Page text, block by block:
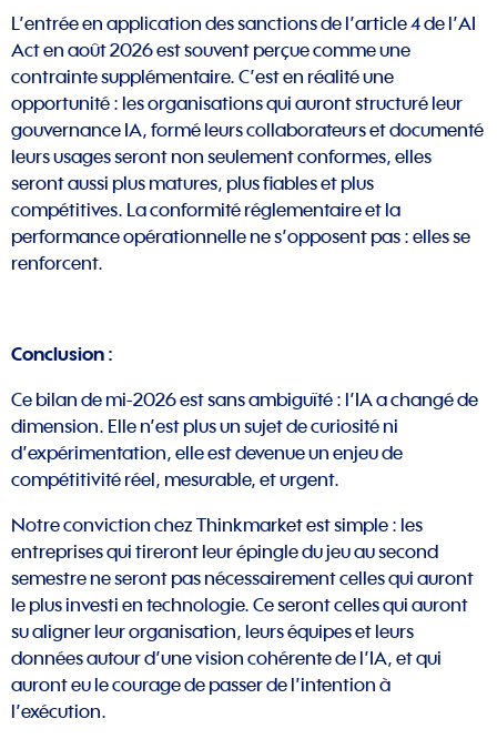
L’entrée en application des sanctions de l’article 4 de l’AI
Act en août 2026 est souvent perçue comme une
contrainte supplémentaire. C’est en réalité une
opportunité : les organisations qui auront structuré leur
gouvernance IA, formé leurs collaborateurs et documenté
leurs usages seront non seulement conformes, elles
seront aussi plus matures, plus fiables et plus
compétitives. La conformité réglementaire et la
performance opérationnelle ne s’opposent pas : elles se
renforcent.
Conclusion :
Ce bilan de mi-2026 est sans ambiguïté : l’IA a changé de
dimension. Elle n’est plus un sujet de curiosité ni
d’expérimentation, elle est devenue un enjeu de
compétitivité réel, mesurable, et urgent.
Notre conviction chez Thinkmarket est simple : les
entreprises qui tireront leur épingle du jeu au second
semestre ne seront pas nécessairement celles qui auront
le plus investi en technologie. Ce seront celles qui auront
su aligner leur organisation, leurs équipes et leurs
données autour d’une vision cohérente de l’IA, et qui
auront eu le courage de passer de l’intention à
l’exécution.